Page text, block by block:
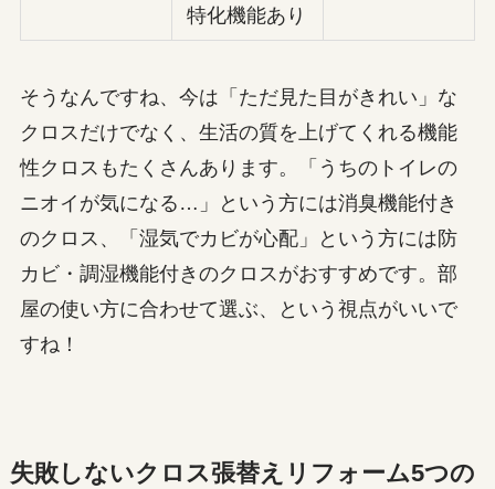
特化機能あり
そうなんですね、今は「ただ見た目がきれい」な
クロスだけでなく、生活の質を上げてくれる機能
性クロスもたくさんあります。「うちのトイレの
ニオイが気になる…」という方には消臭機能付き
のクロス、「湿気でカビが心配」という方には防
カビ・調湿機能付きのクロスがおすすめです。部
屋の使い方に合わせて選ぶ、という視点がいいで
すね！
失敗しないクロス張替えリフォーム5つの